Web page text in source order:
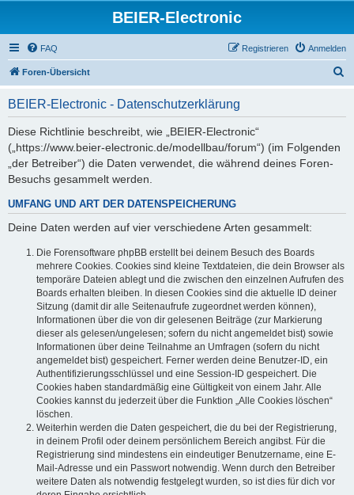
BEIER-Electronic
FAQ Anmelden
Registrieren
Foren-Übersicht
BEIER-Electronic - Datenschutzerklärung
Diese Richtlinie beschreibt, wie „BEIER-Electronic“
(„https://www.beier-electronic.de/modellbau/forum“) (im Folgenden
„der Betreiber“) die Daten verwendet, die während deines Foren-
Besuchs gesammelt werden.
UMFANG UND ART DER DATENSPEICHERUNG
Deine Daten werden auf vier verschiedene Arten gesammelt:
Die Forensoftware phpBB erstellt bei deinem Besuch des Boards
mehrere Cookies. Cookies sind kleine Textdateien, die dein Browser als
temporäre Dateien ablegt und die zwischen den einzelnen Aufrufen des
Boards erhalten bleiben. In diesen Cookies sind die aktuelle ID deiner
Sitzung (damit dir alle Seitenaufrufe zugeordnet werden können),
Informationen über die von dir gelesenen Beiträge (zur Markierung
dieser als gelesen/ungelesen; sofern du nicht angemeldet bist) sowie
Informationen über deine Teilnahme an Umfragen (sofern du nicht
angemeldet bist) gespeichert. Ferner werden deine Benutzer-ID, ein
Authentifizierungsschlüssel und eine Session-ID gespeichert. Die
Cookies haben standardmäßig eine Gültigkeit von einem Jahr. Alle
Cookies kannst du jederzeit über die Funktion „Alle Cookies löschen“
löschen.
Weiterhin werden die Daten gespeichert, die du bei der Registrierung,
in deinem Profil oder deinem persönlichem Bereich angibst. Für die
Registrierung sind mindestens ein eindeutiger Benutzername, eine E-
Mail-Adresse und ein Passwort notwendig. Wenn durch den Betreiber
weitere Daten als notwendig festgelegt wurden, so ist dies für dich vor